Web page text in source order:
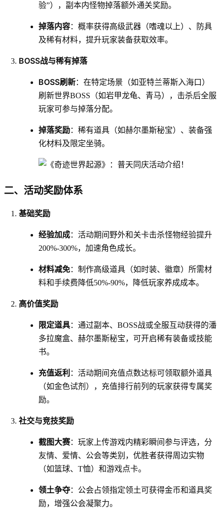
验”），副本内怪物掉落额外通关奖励。
掉落内容：概率获得高级武器（嗜魂以上）、防具
及稀有材料，提升玩家装备获取效率。
BOSS战与稀有掉落
BOSS刷新：在特定场景（如亚特兰蒂斯入海口）
刷新世界BOSS（如岩甲龙龟、青马），击杀后全服
玩家可参与掉落分配。
掉落奖励：稀有道具（如赫尔墨斯秘宝）、装备强
化材料及限定坐骑。
二、活动奖励体系
基础奖励
经验加成：活动期间野外和关卡击杀怪物经验提升
200%-300%，加速角色成长。
材料减免：制作高级道具（如时装、徽章）所需材
料和手续费降低50%-90%，降低玩家养成成本。
高价值奖励
限定道具：通过副本、BOSS战或全服互动获得的潘
多拉魔盒、赫尔墨斯秘宝，可开启稀有装备或技能
书。
充值返利 ：活动期间充值点数达标可领取额外道具
（如金色试剂），充值排行前列的玩家获得专属奖
励。
社交与竞技奖励
截图大赛：玩家上传游戏内精彩瞬间参与评选，分
友情、爱情、公会等类别，优胜者获得周边实物
（如篮球、T恤）和游戏点卡。
领土争夺：公会占领指定领土可获得金币和道具奖
励，增强公会凝聚力。